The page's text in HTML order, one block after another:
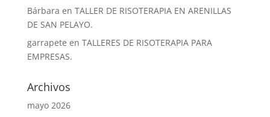
Bárbara en TALLER DE RISOTERAPIA EN ARENILLAS
DE SAN PELAYO.
garrapete en TALLERES DE RISOTERAPIA PARA
EMPRESAS.
Archivos
mayo 2026